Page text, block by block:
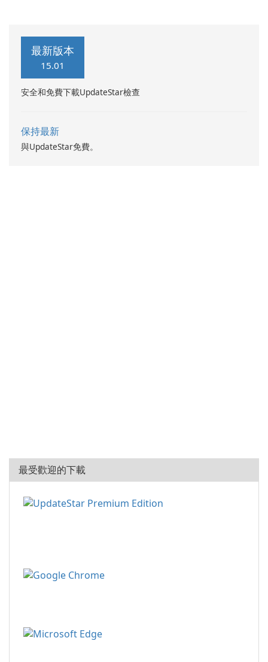
最新版本
15.01
安全和免費下載UpdateStar檢查
保持最新
與UpdateStar免費。
最受歡迎的下載